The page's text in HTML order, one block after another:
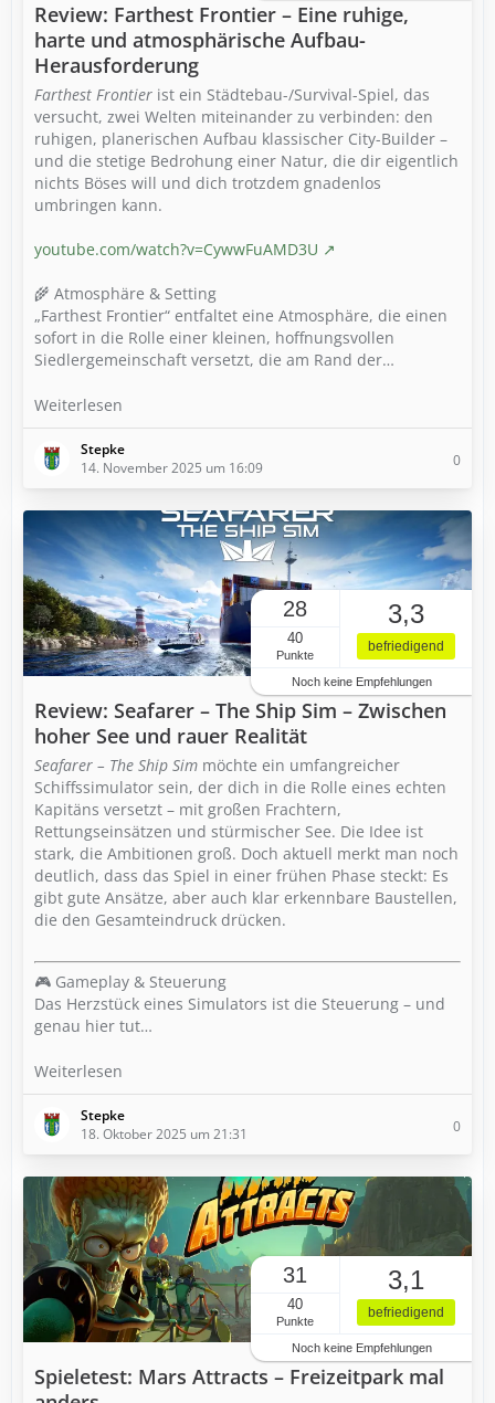
Review: Farthest Frontier – Eine ruhige,
harte und atmosphärische Aufbau-
Herausforderung
Farthest Frontier ist ein Städtebau-/Survival-Spiel, das
versucht, zwei Welten miteinander zu verbinden: den
ruhigen, planerischen Aufbau klassischer City-Builder –
und die stetige Bedrohung einer Natur, die dir eigentlich
nichts Böses will und dich trotzdem gnadenlos
umbringen kann.
youtube.com/watch?v=CywwFuAMD3U
🌾 Atmosphäre & Setting
„Farthest Frontier“ entfaltet eine Atmosphäre, die einen
sofort in die Rolle einer kleinen, hoffnungsvollen
Siedlergemeinschaft versetzt, die am Rand der…
Weiterlesen
Stepke
14. November 2025 um 16:09
0
28
40
Punkte
3,3
befriedigend
Noch keine Empfehlungen
Review: Seafarer – The Ship Sim – Zwischen
hoher See und rauer Realität
Seafarer – The Ship Sim möchte ein umfangreicher
Schiffssimulator sein, der dich in die Rolle eines echten
Kapitäns versetzt – mit großen Frachtern,
Rettungseinsätzen und stürmischer See. Die Idee ist
stark, die Ambitionen groß. Doch aktuell merkt man noch
deutlich, dass das Spiel in einer frühen Phase steckt: Es
gibt gute Ansätze, aber auch klar erkennbare Baustellen,
die den Gesamteindruck drücken.
🎮 Gameplay & Steuerung
Das Herzstück eines Simulators ist die Steuerung – und
genau hier tut…
Weiterlesen
Stepke
18. Oktober 2025 um 21:31
0
31
40
Punkte
3,1
befriedigend
Noch keine Empfehlungen
Spieletest: Mars Attracts – Freizeitpark mal